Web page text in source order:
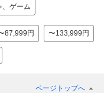
、ゲーム
87,999円 〜133,999円
ページトップへ